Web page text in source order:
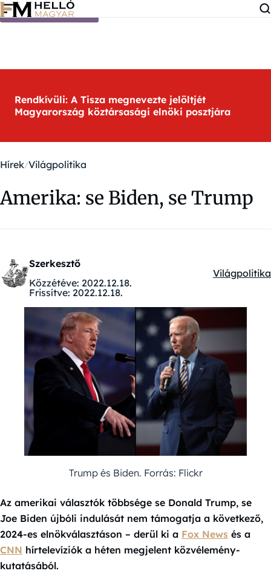
Ugrás a tartalomra
Rendkívüli: A Tisza megnevezte jelöltjét
Magyarország köztársasági elnöki posztjára
Hírek Világpolitika
Amerika: se Biden, se Trump
Szerkesztő
Közzétéve: 2022.12.18.
Frissítve: 2022.12.18.
Kategóriák:
Világpolitika
Trump és Biden. Forrás: Flickr
Az amerikai választók többsége se Donald Trump, se
Joe Biden újbóli indulását nem támogatja a következő,
2024-es elnökválasztáson – derül ki a Fox News és a
CNN hírtelevíziók a héten megjelent közvélemény-
kutatásából.